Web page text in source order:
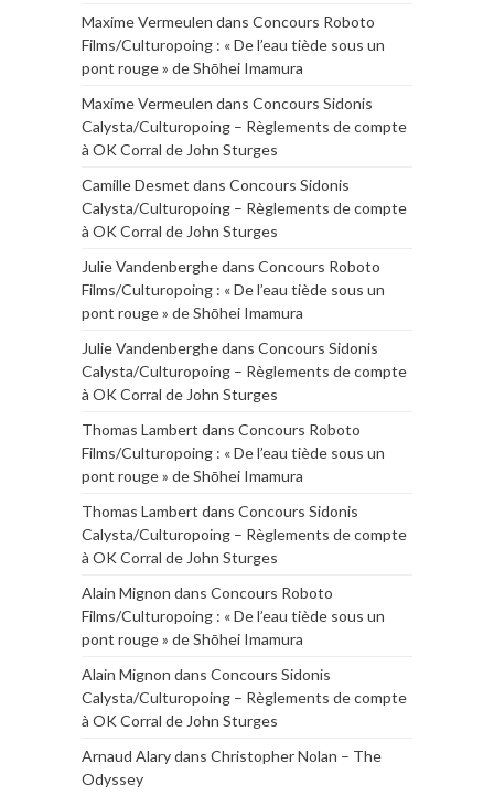
Maxime Vermeulen dans Concours Roboto
Films/Culturopoing : « De l’eau tiède sous un
pont rouge » de Shōhei Imamura
Maxime Vermeulen dans Concours Sidonis
Calysta/Culturopoing – Règlements de compte
à OK Corral de John Sturges
Camille Desmet dans Concours Sidonis
Calysta/Culturopoing – Règlements de compte
à OK Corral de John Sturges
Julie Vandenberghedans Concours Roboto
Films/Culturopoing : « De l’eau tiède sous un
pont rouge » de Shōhei Imamura
Julie Vandenberghedans Concours Sidonis
Calysta/Culturopoing – Règlements de compte
à OK Corral de John Sturges
Thomas Lambert dans Concours Roboto
Films/Culturopoing : « De l’eau tiède sous un
pont rouge » de Shōhei Imamura
Thomas Lambert dans Concours Sidonis
Calysta/Culturopoing – Règlements de compte
à OK Corral de John Sturges
Alain Mignon dans Concours Roboto
Films/Culturopoing : « De l’eau tiède sous un
pont rouge » de Shōhei Imamura
Alain Mignon dans Concours Sidonis
Calysta/Culturopoing – Règlements de compte
à OK Corral de John Sturges
Arnaud Alarydans Christopher Nolan – The
Odyssey